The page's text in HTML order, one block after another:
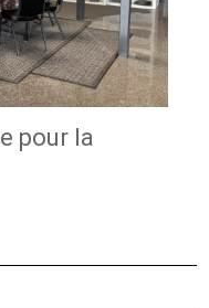
pour la